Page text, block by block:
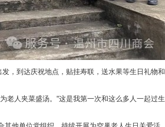
，到达庆祝地点，贴挂寿联，送水果等生日礼物和
老人夹菜盛汤。"这是我第一次和这么多人一起过生